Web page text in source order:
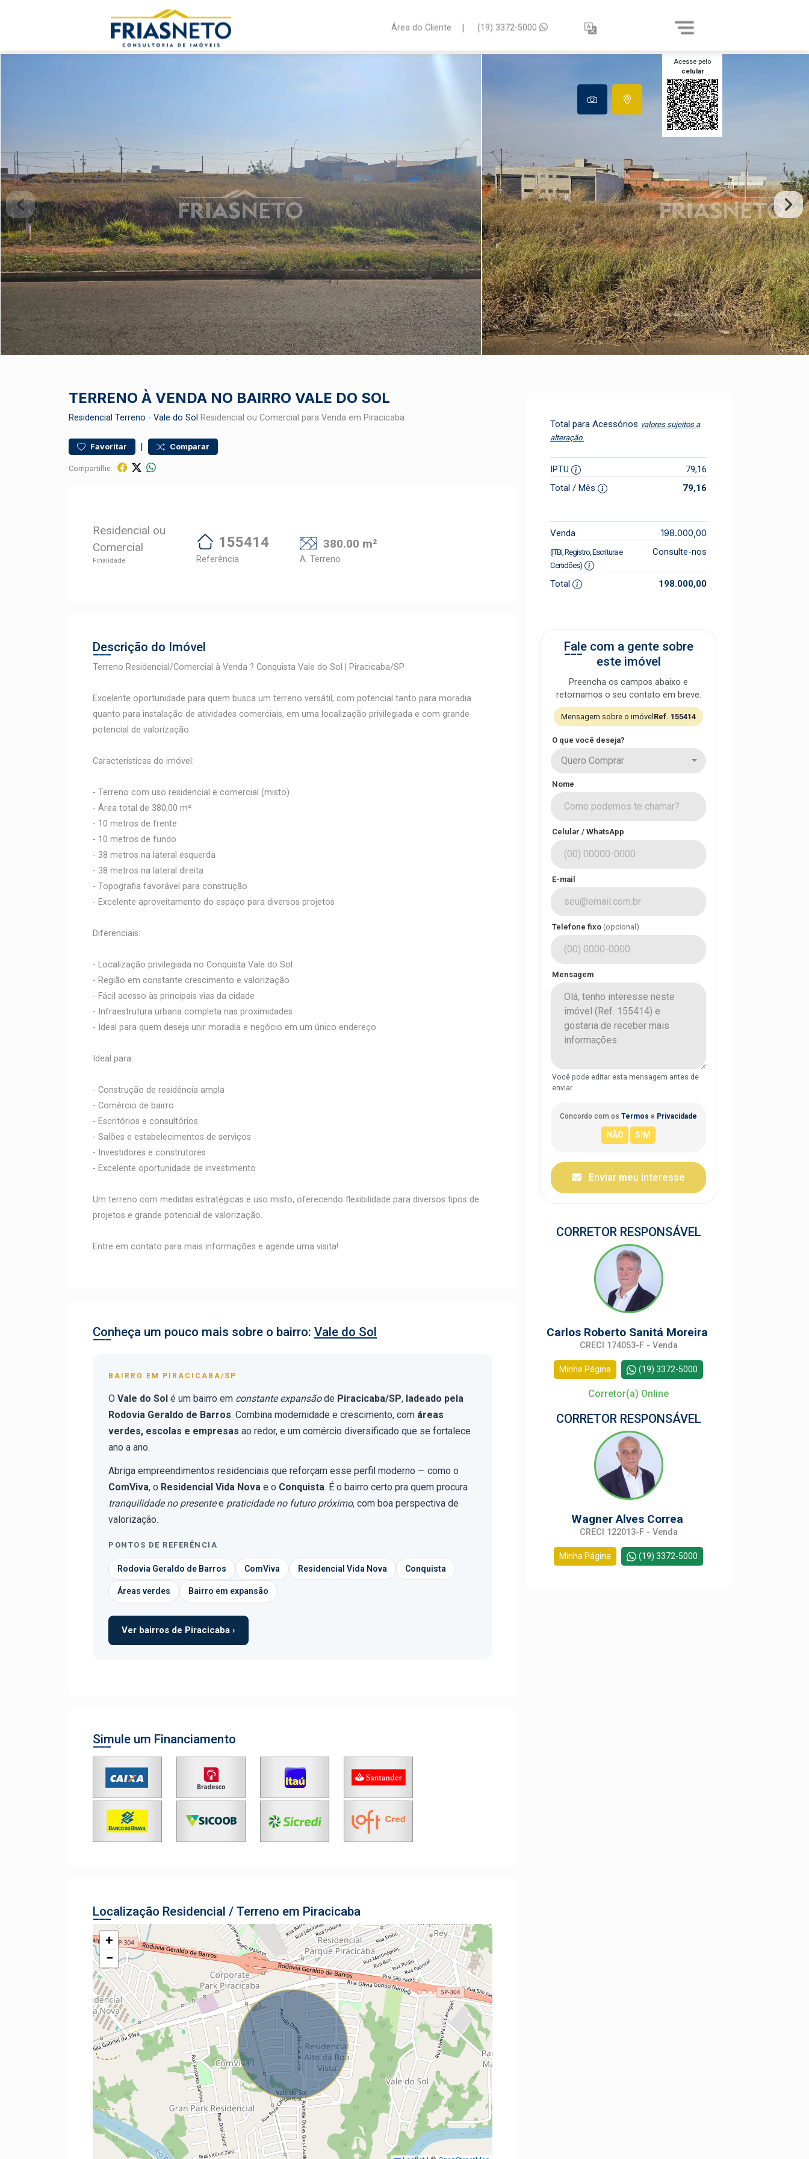
Área do Cliente | (19) 3372-5000
Acesse pelo
celular
TERRENO À VENDA NO BAIRRO VALE DO SOL
Residencial Terreno - Vale do Sol Residencial ou Comercial para Venda em Piracicaba
Favoritar | Comparar
Compartilhe:
Residencial ou
Comercial
Finalidade
155414
Referência
380.00 m²
A. Terreno
Descrição do Imóvel
Terreno Residencial/Comercial à Venda ? Conquista Vale do Sol | Piracicaba/SP
Excelente oportunidade para quem busca um terreno versátil, com potencial tanto para moradia
quanto para instalação de atividades comerciais, em uma localização privilegiada e com grande
potencial de valorização.
Características do imóvel:
- Terreno com uso residencial e comercial (misto)
- Área total de 380,00 m²
- 10 metros de frente
- 10 metros de fundo
- 38 metros na lateral esquerda
- 38 metros na lateral direita
- Topografia favorável para construção
- Excelente aproveitamento do espaço para diversos projetos
Diferenciais:
- Localização privilegiada no Conquista Vale do Sol
- Região em constante crescimento e valorização
- Fácil acesso às principais vias da cidade
- Infraestrutura urbana completa nas proximidades
- Ideal para quem deseja unir moradia e negócio em um único endereço
Ideal para:
- Construção de residência ampla
- Comércio de bairro
- Escritórios e consultórios
- Salões e estabelecimentos de serviços
- Investidores e construtores
- Excelente oportunidade de investimento
Um terreno com medidas estratégicas e uso misto, oferecendo flexibilidade para diversos tipos de
projetos e grande potencial de valorização.
Entre em contato para mais informações e agende uma visita!
Conheça um pouco mais sobre o bairro: Vale do Sol
BAIRRO EM PIRACICABA/SP
O Vale do Sol é um bairro em constante expansãode Piracicaba/SP, ladeado pela
Rodovia Geraldo de Barros. Combina modernidade e crescimento, com áreas
verdes, escolas e empresas ao redor, e um comércio diversificado que se fortalece
ano a ano.
Abriga empreendimentos residenciais que reforçam esse perfil moderno — como o
ComViva, o Residencial Vida Nova e o Conquista. É o bairro certo pra quem procura
tranquilidade no presentee praticidade no futuro próximo, com boa perspectiva de
valorização.
PONTOS DE REFERÊNCIA
Rodovia Geraldo de Barros ComViva Residencial Vida Nova Conquista
Áreas verdes Bairro em expansão
Ver bairros de Piracicaba ›
Simule um Financiamento
Localização Residencial / Terreno em Piracicaba
+
−
Total para Acessórios valores sujeitos a
alteração.
IPTU
79,16
Total / Mês
79,16
Venda 198.000,00
(ITBI, Registro, Escritura e
Certidões)
Consulte-nos
Total 198.000,00
Fale com a gente sobre
este imóvel
Preencha os campos abaixo e
retornamos o seu contato em breve.
Mensagem sobre o imóvel Ref. 155414
O que você deseja?
Quero Comprar
Nome
Celular / WhatsApp
E-mail
Telefone fixo (opcional)
Mensagem
Você pode editar esta mensagem antes de
enviar.
Concordo com os Termos e Privacidade
Enviar meu interesse
CORRETOR RESPONSÁVEL
Carlos Roberto Sanitá Moreira
CRECI 174053-F - Venda
Minha Página (19) 3372-5000
Corretor(a) Online
CORRETOR RESPONSÁVEL
Wagner Alves Correa
CRECI 122013-F - Venda
Minha Página (19) 3372-5000